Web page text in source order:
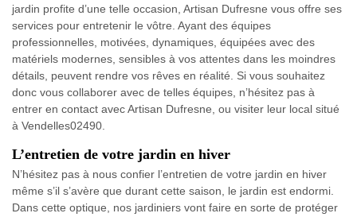
jardin profite d’une telle occasion, Artisan Dufresne vous offre ses
services pour entretenir le vôtre. Ayant des équipes
professionnelles, motivées, dynamiques, équipées avec des
matériels modernes, sensibles à vos attentes dans les moindres
détails, peuvent rendre vos rêves en réalité. Si vous souhaitez
donc vous collaborer avec de telles équipes, n’hésitez pas à
entrer en contact avec Artisan Dufresne, ou visiter leur local situé
à Vendelles02490.
L’entretien de votre jardin en hiver
N’hésitez pas à nous confier l’entretien de votre jardin en hiver
même s’il s’avère que durant cette saison, le jardin est endormi.
Dans cette optique, nos jardiniers vont faire en sorte de protéger